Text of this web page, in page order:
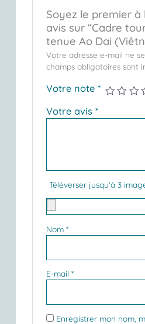
Soyez le premier à
avis sur “Cadre
tenue Ao Dai
Votre adresse e-mail ne
champs obligatoires sont
Votre note *
Votre avis *
Téléverser jusqu‘à 3
Nom *
E-mail *
Enregistrer mon nom,